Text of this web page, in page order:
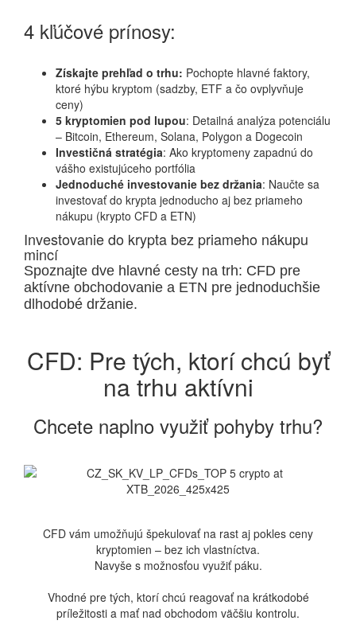
4 kľúčové prínosy:
Získajte prehľad o trhu: Pochopte hlavné faktory,
ktoré hýbu kryptom (sadzby, ETF a čo ovplyvňuje
ceny)
5 kryptomien pod lupou: Detailná analýza potenciálu
– Bitcoin, Ethereum, Solana, Polygon a Dogecoin
Investičná stratégia: Ako kryptomeny zapadnú do
vášho existujúceho portfólia
Jednoduché investovanie bez držania: Naučte sa
investovať do krypta jednoducho aj bez priameho
nákupu (krypto CFD a ETN)
Investovanie do krypta bez priameho nákupu
mincí
Spoznajte dve hlavné cesty na trh: CFD pre
aktívne obchodovanie a ETN pre jednoduchšie
dlhodobé držanie.
CFD: Pre tých, ktorí chcú byť
na trhu aktívni
Chcete naplno využiť pohyby trhu?
CFD vám umožňujú špekulovať na rast aj pokles ceny
kryptomien – bez ich vlastníctva.
Navyše s možnosťou využiť páku.
Vhodné pre tých, ktorí chcú reagovať na krátkodobé
príležitosti a mať nad obchodom väčšiu kontrolu.